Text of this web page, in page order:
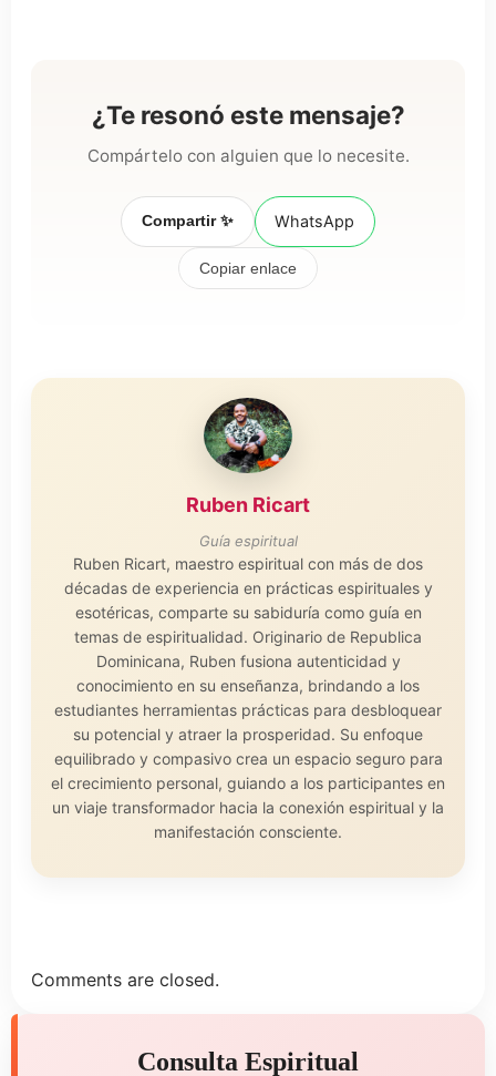
¿Te resonó este mensaje?
Compártelo con alguien que lo necesite.
Compartir ✨ WhatsApp
Copiar enlace
Ruben Ricart
Guía espiritual
Ruben Ricart, maestro espiritual con más de dos
décadas de experiencia en prácticas espirituales y
esotéricas, comparte su sabiduría como guía en
temas de espiritualidad. Originario de Republica
Dominicana, Ruben fusiona autenticidad y
conocimiento en su enseñanza, brindando a los
estudiantes herramientas prácticas para desbloquear
su potencial y atraer la prosperidad. Su enfoque
equilibrado y compasivo crea un espacio seguro para
el crecimiento personal, guiando a los participantes en
un viaje transformador hacia la conexión espiritual y la
manifestación consciente.
Comments are closed.
Consulta Espiritual